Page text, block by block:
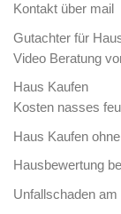
Kontakt über mail
Gutachter für
Video Beratung
Haus Kaufen
Kosten nasses
Haus Kaufen
Hausbewertung
Unfallschaden